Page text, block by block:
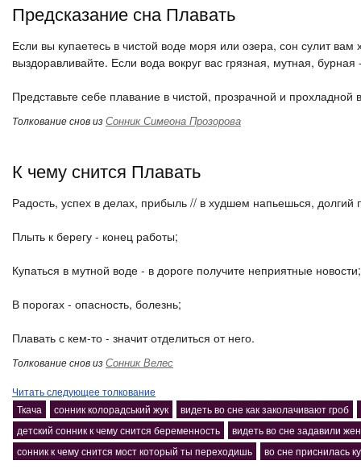
Предсказание сна Плавать
Если вы купаетесь в чистой воде моря или озера, сон сулит
выздоравливайте. Если вода вокруг вас грязная, мутная,
Представьте себе плавание в чистой, прозрачной и прохладной
Толкование снов изСонник Симеона Прозорова
К чему снится Плавать
Радость, успех в делах, прибыль // в худшем напьешься, долгий
Плыть к берегу - конец работы;
Купаться в мутной воде - в дороге получите неприятные новости;
В порогах - опасность, болезнь;
Плавать с кем-то - значит отделиться от него.
Толкование снов изСонник Велес
Читать следующее толкование
Ткача
сонник колорадський жук
видеть во сне как заколачивают гроб
детский сонник к чему снится беременность
видеть во сне задавили
сонник к чему снится мост который ты переходишь
во сне приснилась